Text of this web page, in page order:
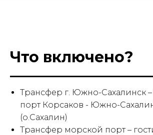
Что включено?
Трансфер г. Южно-Сахалинск
порт Корсаков - Южно-
(о.Сахалин)
Трансфер морской порт –